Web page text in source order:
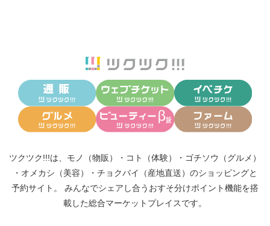
ツクツク!!!は、 モノ（物販） ・ コト（体験） ・ ゴチソウ（グルメ）
・ オメカシ（美容） ・ チョクバイ（産地直送） のショッピングと
予約サイト。
みんなでシェアし合う おすそ分けポイント機能を搭
載した総合マーケットプレイスです。